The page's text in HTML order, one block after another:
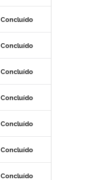
Concluído
Concluído
Concluído
Concluído
Concluído
Concluído
Concluído